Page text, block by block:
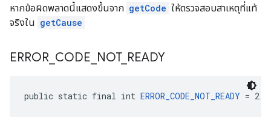
หากข้อผิดพลาดนี้แสดงขึ้นจาก getCode ให้ตรวจสอบสาเหตุที่แท้
จริงใน getCause
ERROR CODE NOT_ READY
public static final int ERROR_CODE_NOT_READY = 2